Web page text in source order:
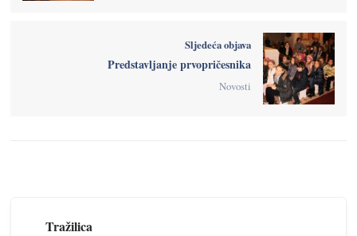
Sljedeća objava
Predstavljanje prvopričesnika
Novosti
Tražilica